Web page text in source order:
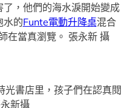
了，他們的海水淚開始變成
水的Funte電動升降桌混合
在當真瀏覽。 張永新 攝